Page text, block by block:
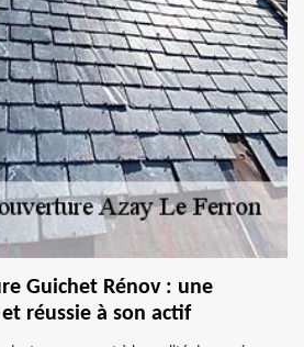
Guichet Rénov : une
réussie à son actif